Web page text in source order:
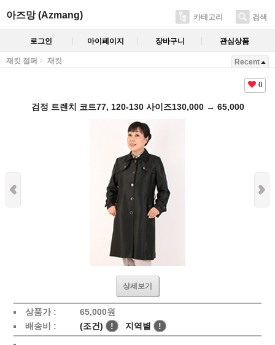
아즈망 (Azmang) 카테고리 검색
로그인 마이페이지 장바구니 관심상품
재킷 점퍼 재킷 Recent
0
검정 트렌치 코트77, 120-130 사이즈130,000 → 65,000
상세보기
상품가 : 65,000원
배송비 :
(조건) ! 지역별 !